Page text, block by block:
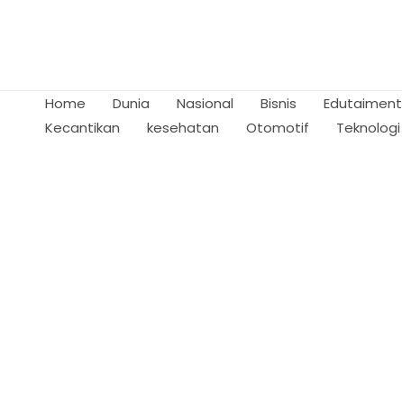
Home Dunia Nasional Bisnis Edutaiment
Kecantikan
kesehatan Otomotif Teknologi